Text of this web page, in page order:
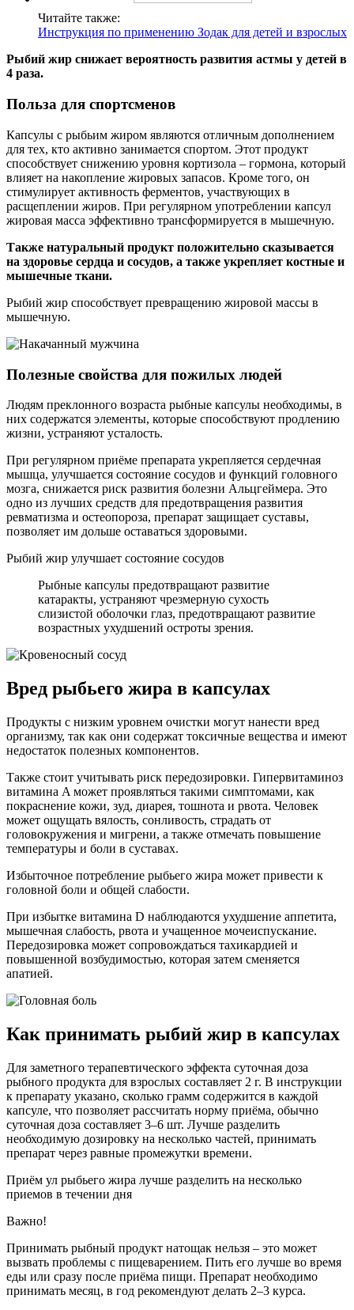
Читайте также:
Инструкция по применению Зодак для детей и взрослых
Рыбий жир снижает вероятность развития астмы у детей в
4 раза.
Польза для спортсменов
Капсулы с рыбьим жиром являются отличным дополнением
для тех, кто активно занимается спортом. Этот продукт
способствует снижению уровня кортизола – гормона, который
влияет на накопление жировых запасов. Кроме того, он
стимулирует активность ферментов, участвующих в
расщеплении жиров. При регулярном употреблении капсул
жировая масса эффективно трансформируется в мышечную.
Также натуральный продукт положительно сказывается
на здоровье сердца и сосудов, а также укрепляет костные и
мышечные ткани.
Рыбий жир способствует превращению жировой массы в
мышечную.
Полезные свойства для пожилых людей
Людям преклонного возраста рыбные капсулы необходимы, в
них содержатся элементы, которые способствуют продлению
жизни, устраняют усталость.
При регулярном приёме препарата укрепляется сердечная
мышца, улучшается состояние сосудов и функций головного
мозга, снижается риск развития болезни Альцгеймера. Это
одно из лучших средств для предотвращения развития
ревматизма и остеопороза, препарат защищает суставы,
позволяет им дольше оставаться здоровыми.
Рыбий жир улучшает состояние сосудов
Рыбные капсулы предотвращают развитие
катаракты, устраняют чрезмерную сухость
слизистой оболочки глаз, предотвращают развитие
возрастных ухудшений остроты зрения.
Вред рыбьего жира в капсулах
Продукты с низким уровнем очистки могут нанести вред
организму, так как они содержат токсичные вещества и имеют
недостаток полезных компонентов.
Также стоит учитывать риск передозировки. Гипервитаминоз
витамина A может проявляться такими симптомами, как
покраснение кожи, зуд, диарея, тошнота и рвота. Человек
может ощущать вялость, сонливость, страдать от
головокружения и мигрени, а также отмечать повышение
температуры и боли в суставах.
Избыточное потребление рыбьего жира может привести к
головной боли и общей слабости.
При избытке витамина D наблюдаются ухудшение аппетита,
мышечная слабость, рвота и учащенное мочеиспускание.
Передозировка может сопровождаться тахикардией и
повышенной возбудимостью, которая затем сменяется
апатией.
Как принимать рыбий жир в капсулах
Для заметного терапевтического эффекта суточная доза
рыбного продукта для взрослых составляет 2 г. В инструкции
к препарату указано, сколько грамм содержится в каждой
капсуле, что позволяет рассчитать норму приёма, обычно
суточная доза составляет 3–6 шт. Лучше разделить
необходимую дозировку на несколько частей, принимать
препарат через равные промежутки времени.
Приём ул рыбьего жира лучше разделить на несколько
приемов в течении дня
Важно!
Принимать рыбный продукт натощак нельзя – это может
вызвать проблемы с пищеварением. Пить его лучше во время
еды или сразу после приёма пищи. Препарат необходимо
принимать месяц, в год рекомендуют делать 2–3 курса.